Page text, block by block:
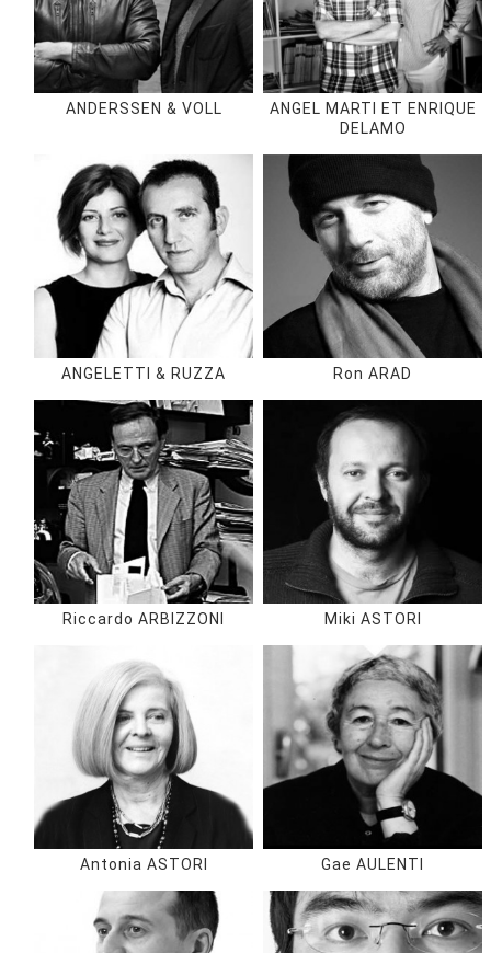
ANDERSSEN & VOLL
ANGEL MARTI ET ENRIQUE
DELAMO
ANGELETTI & RUZZA Ron ARAD
Riccardo ARBIZZONI Miki ASTORI
Antonia ASTORI Gae AULENTI